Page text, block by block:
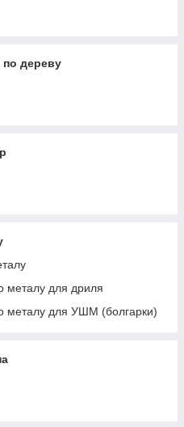
по дереву
металу для дриля
металу для УШМ (болгарки)